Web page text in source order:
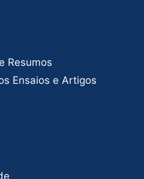
Resumos
Ensaios e Artigos